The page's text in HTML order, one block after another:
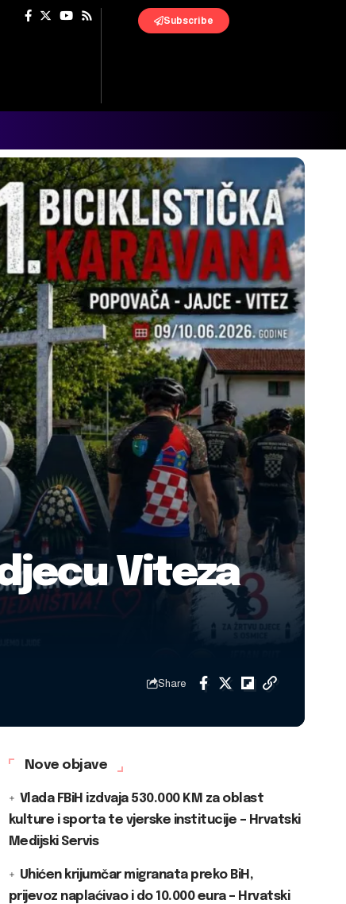
Subscribe
Viteza
Share
Nove objave
Vlada FBiH izdvaja 530.000 KM za oblast
kulture i sporta te vjerske institucije – Hrvatski
Medijski Servis
Uhićen krijumčar migranata preko BiH,
prijevoz naplaćivao i do 10.000 eura – Hrvatski